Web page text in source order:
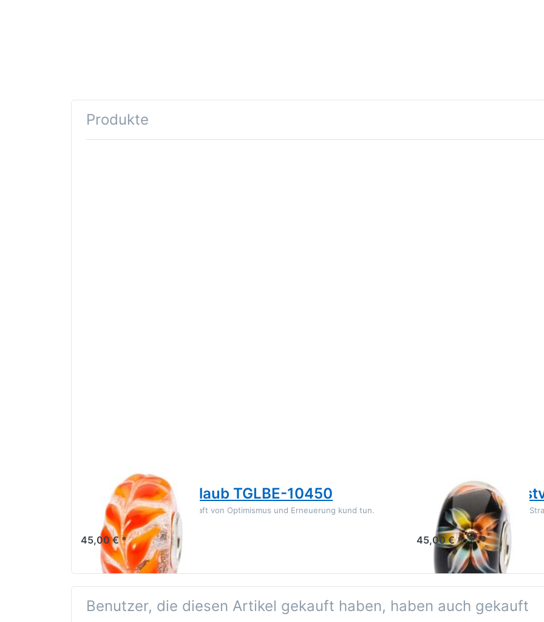
Produkte
TROLLBEADS
Goldenes Herbstlaub TGLBE-10450
Lass die grünen Tulpen Botschaft von Optimismus und Erneuerung kund tun.
45,00 € *
TROLLBEADS
Blume des
Lass dir von niemandem dein
45,00 € *
Benutzer, die diesen Artikel gekauft haben, haben auch gekauft